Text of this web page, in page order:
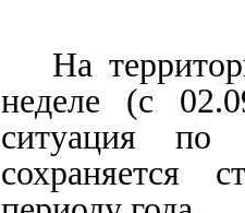
На
неделе (с
ситуация по
сохраняется